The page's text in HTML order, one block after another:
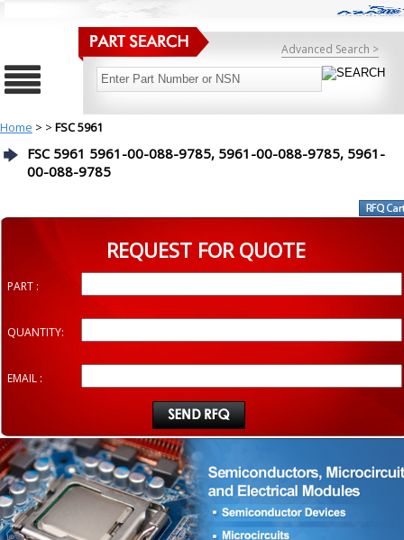
Advanced Search >
Home > > FSC 5961
FSC 5961 5961-00-088-9785, 5961-00-088-9785, 5961-
00-088-9785
REQUEST FOR QUOTE
PART :
QUANTITY:
EMAIL :